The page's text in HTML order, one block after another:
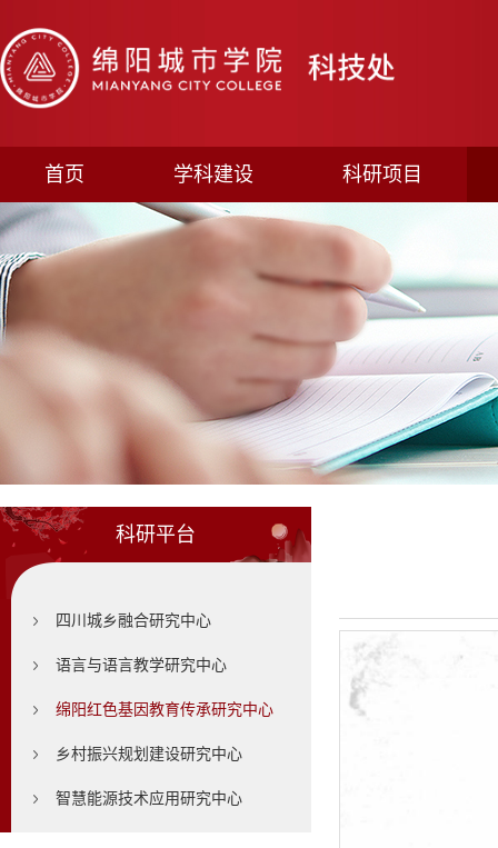
首页 学科建设 科研项目
科研平台
四川城乡融合研究中心
语言与语言教学研究中心
绵阳红色基因教育传承研究中心
乡村振兴规划建设研究中心
智慧能源技术应用研究中心